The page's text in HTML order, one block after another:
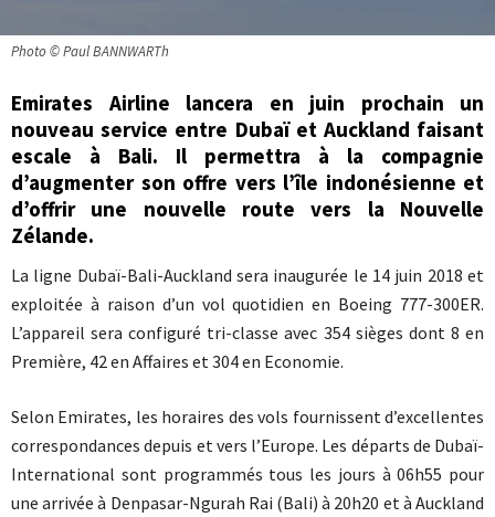
Photo © Paul BANNWARTh
Emirates Airline lancera en juin prochain un
nouveau service entre Dubaï et Auckland faisant
escale à Bali. Il permettra à la compagnie
d’augmenter son offre vers l’île indonésienne et
d’offrir une nouvelle route vers la Nouvelle
Zélande.
La ligne Dubaï-Bali-Auckland sera inaugurée le 14 juin 2018 et
exploitée à raison d’un vol quotidien en Boeing 777-300ER.
L’appareil sera configuré tri-classe avec 354 sièges dont 8 en
Première, 42 en Affaires et 304 en Economie.
Selon Emirates, les horaires des vols fournissent d’excellentes
correspondances depuis et vers l’Europe. Les départs de Dubaï-
International sont programmés tous les jours à 06h55 pour
une arrivée à Denpasar-Ngurah Rai (Bali) à 20h20 et à Auckland